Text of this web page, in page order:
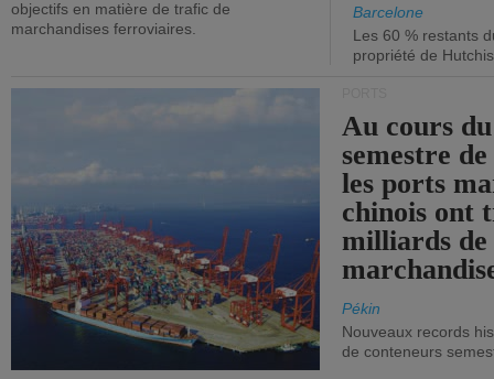
objectifs en matière de trafic de
marchandises ferroviaires.
Barcelone
Les 60 % restants
propriété de
Au cours
semestre
les ports
chinois ont
milliards de
Pékin
Nouveaux records
de conteneurs